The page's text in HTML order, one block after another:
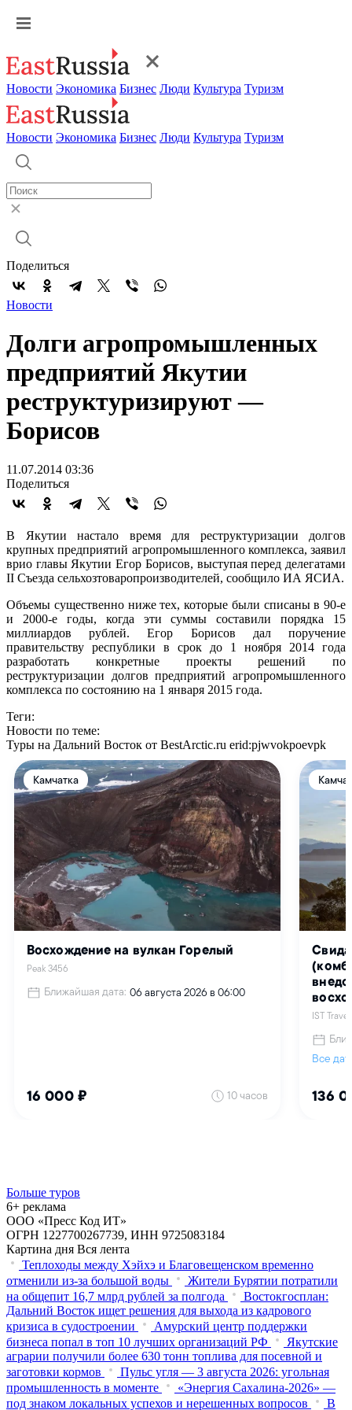
Новости Экономика Бизнес Люди Культура Туризм
Новости Экономика Бизнес Люди Культура Туризм
Поделиться
Новости
Долги агропромышленных
предприятий Якутии
реструктуризируют —
Борисов
11.07.2014 03:36
Поделиться
В Якутии настало время для реструктуризации долгов
крупных предприятий агропромышленного комплекса, заявил
врио главы Якутии Егор Борисов, выступая перед делегатами
II Съезда сельхозтоваропроизводителей, сообщило ИА ЯСИА.
Объемы существенно ниже тех, которые были списаны в 90-е
и 2000-е годы, когда эти суммы составили порядка 15
миллиардов рублей. Егор Борисов дал поручение
правительству республики в срок до 1 ноября 2014 года
разработать конкретные проекты решений по
реструктуризации долгов предприятий агропромышленного
комплекса по состоянию на 1 января 2015 года.
Теги:
Новости по теме:
Туры на Дальний Восток от BestArctic.ru erid:pjwvokpoevpk
Больше туров
6+ реклама
ООО «Пресс Код ИТ»
ОГРН 1227700267739, ИНН 9725083184
Картина дня Вся лента
Теплоходы между Хэйхэ и Благовещенском временно
отменили из-за большой воды
Жители Бурятии потратили
на общепит 16,7 млрд рублей за полгода
Востокгосплан:
Дальний Восток ищет решения для выхода из кадрового
кризиса в судостроении
Амурский центр поддержки
бизнеса попал в топ 10 лучших организаций РФ
Якутские
аграрии получили более 630 тонн топлива для посевной и
заготовки кормов
Пульс угля — 3 августа 2026: угольная
промышленность в моменте
«Энергия Сахалина-2026» —
под знаком локальных успехов и нерешенных вопросов
В